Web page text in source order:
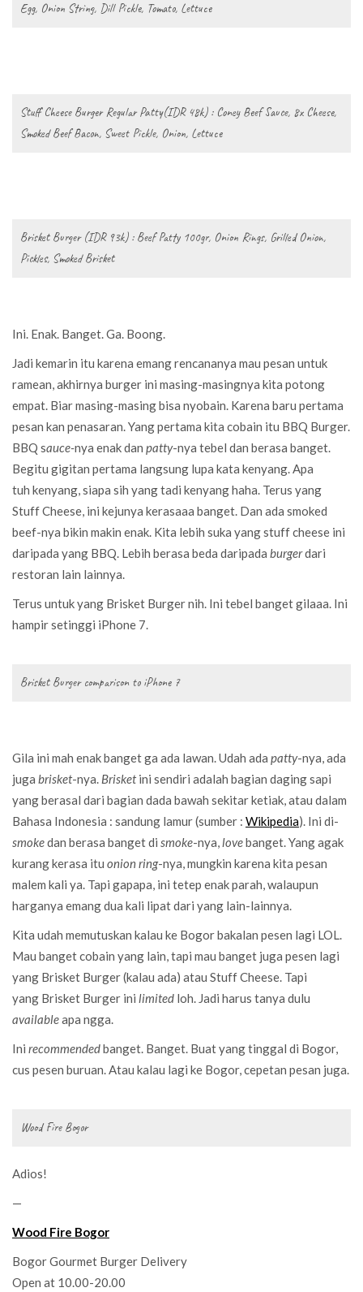
Egg, Onion String, Dill Pickle, Tomato, Lettuce
Stuff Cheese Burger Regular Patty(IDR 48k) : Coney Beef Sauce, 8x Cheese,
Smoked Beef Bacon, Sweet Pickle, Onion, Lettuce
Brisket Burger (IDR 93k) : Beef Patty 100gr, Onion Rings, Grilled Onion,
Pickles, Smoked Brisket
Ini. Enak. Banget. Ga. Boong.
Jadi kemarin itu karena emang rencananya mau pesan untuk
ramean, akhirnya burger ini masing-masingnya kita potong
empat. Biar masing-masing bisa nyobain. Karena baru pertama
pesan kan penasaran. Yang pertama kita cobain itu BBQ Burger.
BBQ sauce-nya enak dan patty-nya tebel dan berasa banget.
Begitu gigitan pertama langsung lupa kata kenyang. Apa
tuh kenyang, siapa sih yang tadi kenyang haha. Terus yang
Stuff Cheese, ini kejunya kerasaaa banget. Dan ada smoked
beef-nya bikin makin enak. Kita lebih suka yang stuff cheese ini
daripada yang BBQ. Lebih berasa beda daripada burgerdari
restoran lain lainnya.
Terus untuk yang Brisket Burger nih. Ini tebel banget gilaaa. Ini
hampir setinggi iPhone 7.
Brisket Burger comparison to iPhone 7
Gila ini mah enak banget ga ada lawan. Udah ada patty-nya, ada
juga brisket-nya. Brisketini sendiri adalah bagian daging sapi
yang berasal dari bagian dada bawah sekitar ketiak, atau dalam
Bahasa Indonesia : sandung lamur (sumber : Wikipedia). Ini di-
smokedan berasa banget di smoke-nya,lovebanget. Yang agak
kurang kerasa itu onion ring-nya, mungkin karena kita pesan
malem kali ya. Tapi gapapa, ini tetep enak parah, walaupun
harganya emang dua kali lipat dari yang lain-lainnya.
Kita udah memutuskan kalau ke Bogor bakalan pesen lagi LOL.
Mau banget cobain yang lain, tapi mau banget juga pesen lagi
yang Brisket Burger (kalau ada) atau Stuff Cheese. Tapi
yang Brisket Burger ini limited loh. Jadi harus tanya dulu
availableapa ngga.
Ini recommendedbanget. Banget. Buat yang tinggal di Bogor,
cus pesen buruan. Atau kalau lagi ke Bogor, cepetan pesan juga.
Wood Fire Bogor
Adios!
—
Wood Fire Bogor
Bogor Gourmet Burger Delivery
Open at 10.00-20.00